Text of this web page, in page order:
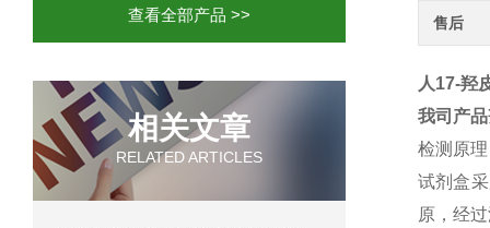
查看全部产品 >>
相关文章
RELATED ARTICLES
售后
人17-羟
我司产
检测原理
试剂盒
原，经